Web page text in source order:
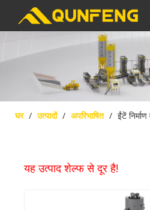
घर / उत्पादों / अपरिभाषित / ईंटें
यह उत्पाद शेल्फ से दूर है!